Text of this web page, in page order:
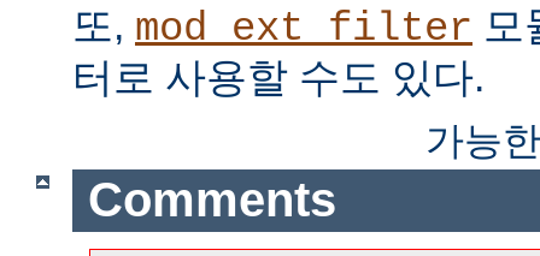
또, mod_ext_filter 모
터로 사용할 수도 있다.
가능
Comments